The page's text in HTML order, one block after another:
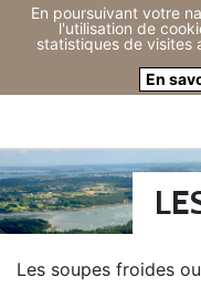
En poursuivant votre
l'utilisation de
statistiques de visites
En
Les soupes froides